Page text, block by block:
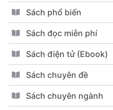
Sách phổ biến
Sách đọc miễn phí
Sách điện tử (Ebook)
Sách chuyên đề
Sách chuyên ngành